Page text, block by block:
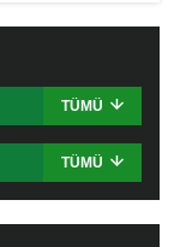
TÜMÜ
TÜMÜ